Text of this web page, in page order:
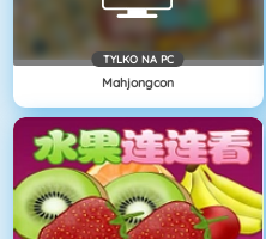
TYLKO NA PC
Mahjongcon